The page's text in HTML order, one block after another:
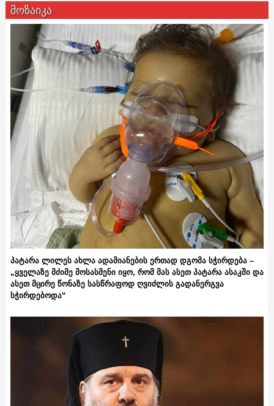
მოზაიკა
პატარა ლილეს ახლა ადამიანების ერთად დგომა სჭირდება –
„ყველაზე მძიმე მოსასმენი იყო, რომ მას ასეთ პატარა ასაკში და
ასეთ მცირე წონაზე სასწრაფოდ ღვიძლის გადანერგვა
სჭირდებოდა“